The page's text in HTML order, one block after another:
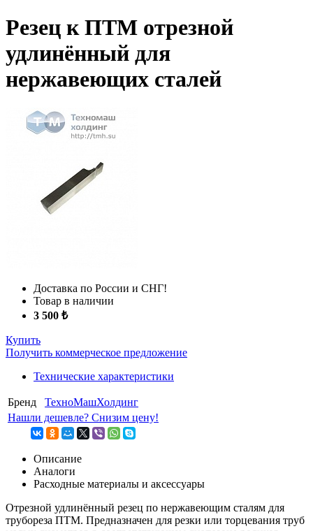
Резец к ПТМ отрезной
удлинённый для
нержавеющих сталей
Доставка по России и СНГ!
Товар в наличии
3 500 ₺
Купить
Получить коммерческое предложение
Технические характеристики
Бренд
ТехноМашХолдинг
Нашли дешевле? Снизим цену!
Описание
Аналоги
Расходные материалы и аксессуары
Отрезной удлинённый резец по нержавеющим сталям для
трубореза ПТМ. Предназначен для резки или торцевания труб